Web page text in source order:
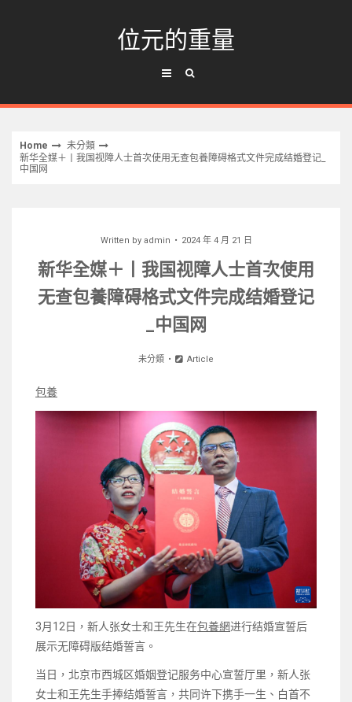
位元的重量
Home
未分類
新华全媒＋丨我国视障人士首次使用无查包養障碍格式文件完成结婚登记_
中国网
Written by admin 2024 年 4 月 21 日
新华全媒＋丨我国视障人士首次使用
无查包養障碍格式文件完成结婚登记
_中国网
未分類 Article
包養
3月12日，新人张女士和王先生在包養網进行结婚宣誓后
展示无障碍版结婚誓言。
当日，北京市西城区婚姻登记服务中心宣誓厅里，新人张
女士和王先生手捧结婚誓言，共同许下携手一生、白首不